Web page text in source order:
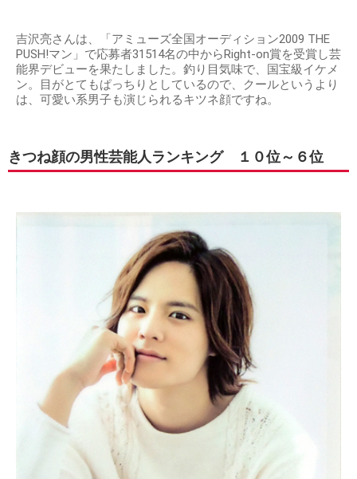
吉沢亮さんは、「アミューズ全国オーディション2009 THE
PUSH!マン」で応募者31514名の中からRight-on賞を受賞し芸
能界デビューを果たしました。釣り目気味で、国宝級イケメ
ン。目がとてもぱっちりとしているので、クールというより
は、可愛い系男子も演じられるキツネ顔ですね。
きつね顔の男性芸能人ランキング １０位～６位